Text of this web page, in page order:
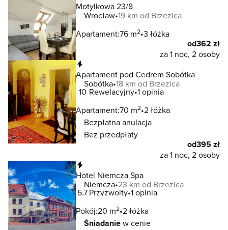
Motylkowa 23/8
Wrocław 19 km od Brzezica
Apartament:76 m2 3 łóżka
od362 zł
za 1 noc, 2 osoby
Apartament pod Cedrem Sobótka
Sobótka 18 km od Brzezica
10 Rewelacyjny 1 opinia
Apartament:70 m2 2 łóżka
Bezpłatna anulacja
Bez przedpłaty
od395 zł
za 1 noc, 2 osoby
Hotel Niemcza Spa
Niemcza 23 km od Brzezica
5.7Przyzwoity 1 opinia
Pokój:20 m2 2 łóżka
Śniadaniew cenie